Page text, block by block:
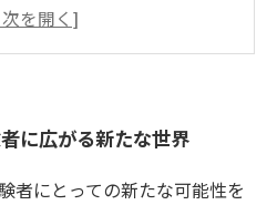
に広がる新たな世界
者にとっての新たな可能性を